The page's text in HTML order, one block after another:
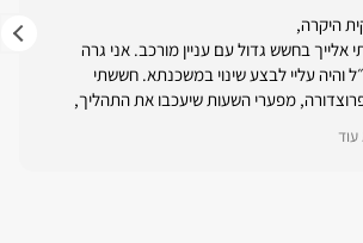
היקרה,
אלייך בחשש גדול עם עניין מורכב. אני גרה
והיה עליי לבצע שינוי במשכנתא. חששתי
מפערי השעות שיעכבו את התהליך,
לקחת על עצמך את האתגר. היית